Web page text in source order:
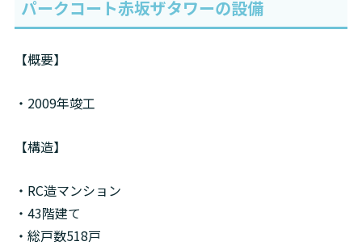
パークコート赤坂ザタワーの設備
【概要】
・2009年竣工
【構造】
・RC造マンション
・43階建て
・総戸数518戸